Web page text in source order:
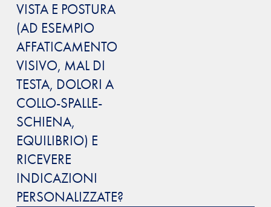
VISTA E POSTURA
(AD ESEMPIO
AFFATICAMENTO
VISIVO, MAL DI
TESTA, DOLORI A
COLLO-SPALLE-
SCHIENA,
EQUILIBRIO) E
RICEVERE
INDICAZIONI
PERSONALIZZATE?